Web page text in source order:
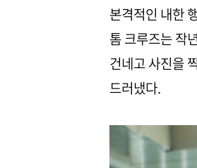
본격적인 내한
톰 크루즈는 작
건네고 사진을
드러냈다.